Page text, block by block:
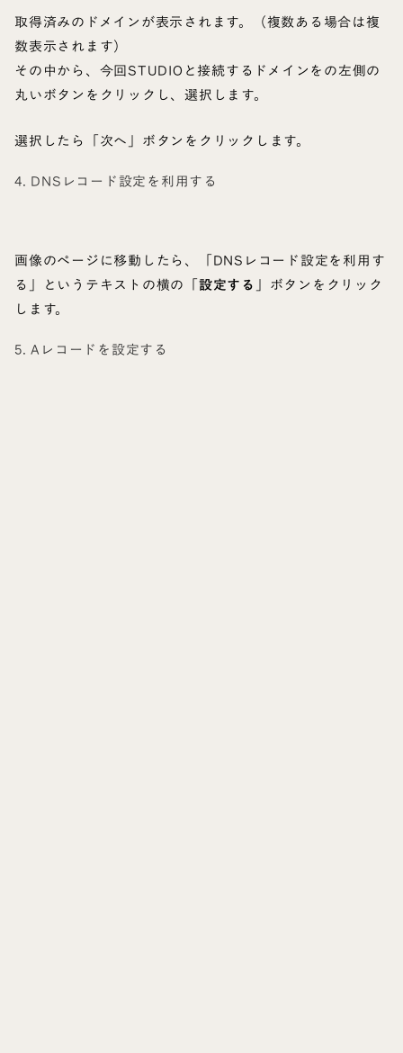
取得済みのドメインが表示されます。（複数ある場合は複
数表示されます）
その中から、今回STUDIOと接続するドメインをの左側の
丸いボタンをクリックし、選択します。
選択したら「次へ」ボタンをクリックします。
4. DNSレコード設定を利用する
画像のページに移動したら、「DNSレコード設定を利用す
る」というテキストの横の「設定する」ボタンをクリック
します。
5. Aレコードを設定する